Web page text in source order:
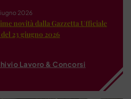
2026
novità dalla Gazzetta Ufficiale
23 giugno 2026
Lavoro & Concorsi